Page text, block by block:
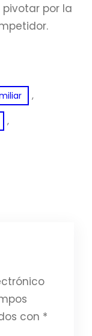
por la
,
,
con *